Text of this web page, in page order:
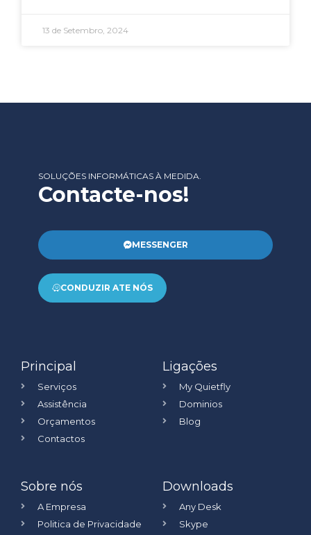
13 de Setembro, 2024
SOLUÇÕES INFORMÁTICAS À MEDIDA.
Contacte-nos!
MESSENGER
CONDUZIR ATE NÓS
Principal
Serviços
Assistência
Orçamentos
Contactos
Ligações
My Quietfly
Dominios
Blog
Sobre nós
A Empresa
Politica de Privacidade
Downloads
Any Desk
Skype